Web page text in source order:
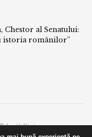
Chestor al Senatului:
istoria românilor”